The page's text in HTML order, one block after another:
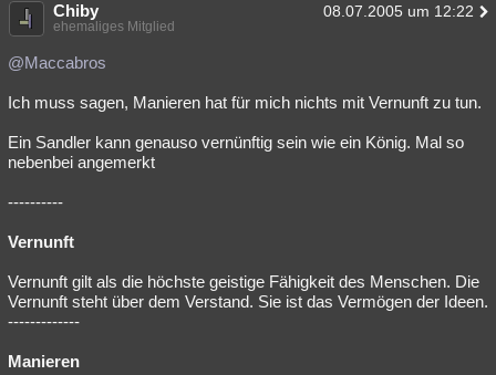
Chiby 08.07.2005 um 12:22
ehemaliges Mitglied
@Maccabros
Ich muss sagen, Manieren hat für mich nichts mit Vernunft zu tun.
Ein Sandler kann genauso vernünftig sein wie ein König. Mal so
nebenbei angemerkt
----------
Vernunft
Vernunft gilt als die höchste geistige Fähigkeit des Menschen. Die
Vernunft steht über dem Verstand. Sie ist das Vermögen der Ideen.
-------------
Manieren